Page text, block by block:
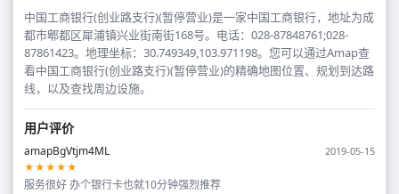
中国工商银行(创业路支行)(暂停营业)是一家中国工商银行，地址为成
都市郫都区犀浦镇兴业街南街168号。电话：028-87848761;028-
87861423。地理坐标：30.749349,103.971198。您可以通过Amap查
看中国工商银行(创业路支行)(暂停营业)的精确地图位置、规划到达路
线，以及查找周边设施。
用户评价
amapBgVtjm4ML
2019-05-15
★★★★★
服务很好 办个银行卡也就10分钟强烈推荐